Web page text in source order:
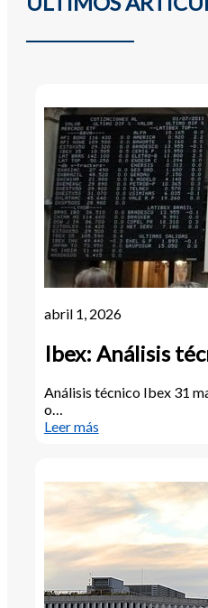
abril 1, 2026
Ibex: Análisis
Análisis técnico Ibex 31
o…
Leer más:
marzo
2026